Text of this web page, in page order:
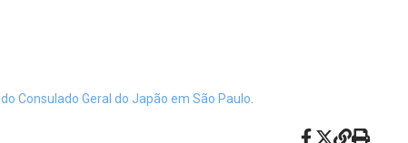
Consulado Geral do Japão em São Paulo